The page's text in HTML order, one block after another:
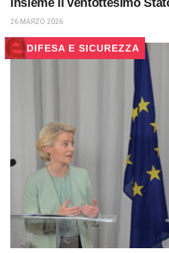
insieme il ventottesimo
26 MARZO 2026
DIFESA E SICUREZZA